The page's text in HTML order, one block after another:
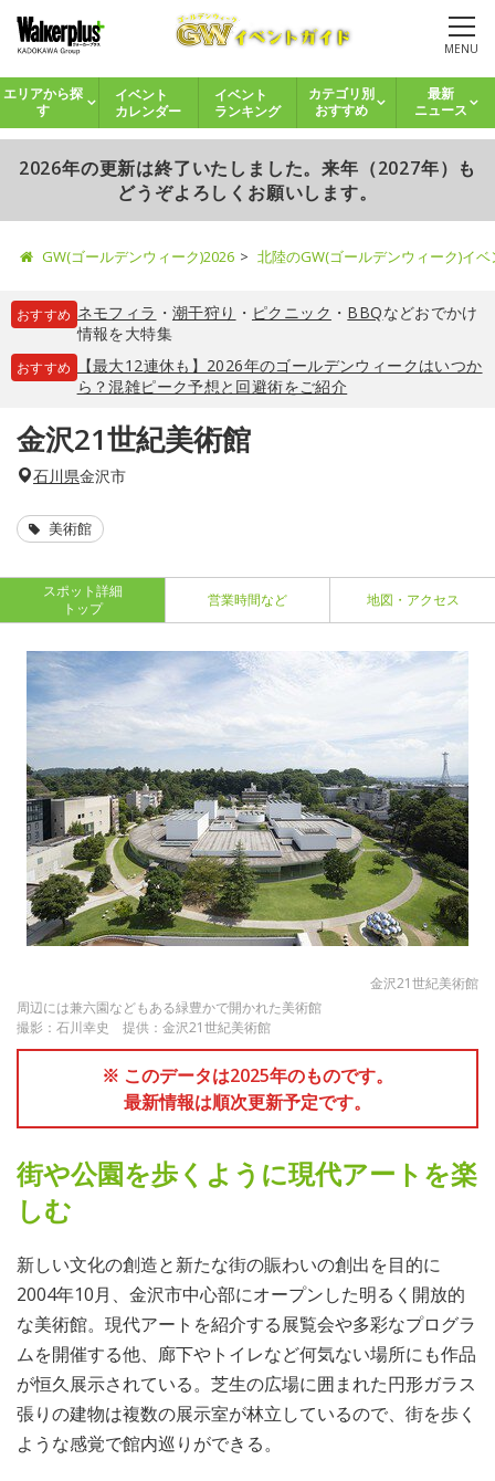
MENU
エリアから探
す
イベント
カレンダー
イベント
ランキング
カテゴリ別
おすすめ
最新
ニュース
2026年の更新は終了いたしました。来年（2027年）も
どうぞよろしくお願いします。
GW(ゴールデンウィーク)2026 北陸のGW(ゴールデンウィーク)イ
おすすめ ネモフィラ ・ 潮干狩り ・ ピクニック ・ BBQなどおでかけ
情報を大特集
おすすめ
【最大12連休も】2026年のゴールデンウィークはいつか
ら？混雑ピーク予想と回避術をご紹介
金沢21世紀美術館
石川県金沢市
美術館
スポット詳細
トップ
営業時間など 地図・アクセス
金沢21世紀美術館
周辺には兼六園などもある緑豊かで開かれた美術館
撮影：石川幸史 提供：金沢21世紀美術館
※ このデータは2025年のものです。
最新情報は順次更新予定です。
街や公園を歩くように現代アートを楽
しむ
新しい文化の創造と新たな街の賑わいの創出を目的に
2004年10月、金沢市中心部にオープンした明るく開放的
な美術館。現代アートを紹介する展覧会や多彩なプログラ
ムを開催する他、廊下やトイレなど何気ない場所にも作品
が恒久展示されている。芝生の広場に囲まれた円形ガラス
張りの建物は複数の展示室が林立しているので、街を歩く
ような感覚で館内巡りができる。